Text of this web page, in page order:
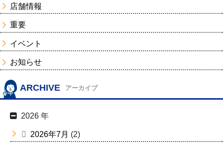
店舗情報
重要
イベント
お知らせ
ARCHIVE アーカイブ
2026 年
2026年7月 (2)